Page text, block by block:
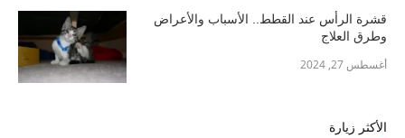
قشرة الرأس عند القطط.. الأسباب والأعراض
وطرق العلاج
أغسطس 27, 2024
الأكثر زيارة